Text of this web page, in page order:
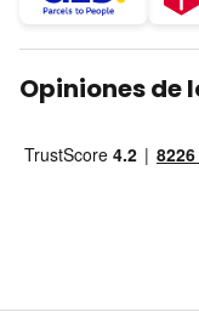
Opiniones de